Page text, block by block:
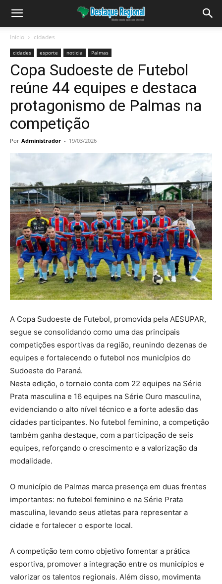
Início cidades
cidades esporte noticia Palmas
Copa Sudoeste de Futebol
reúne 44 equipes e destaca
protagonismo de Palmas na
competição
Por Administrador - 19/03/2026
A Copa Sudoeste de Futebol, promovida pela AESUPAR,
segue se consolidando como uma das principais
competições esportivas da região, reunindo dezenas de
equipes e fortalecendo o futebol nos municípios do
Sudoeste do Paraná.
Nesta edição, o torneio conta com 22 equipes na Série
Prata masculina e 16 equipes na Série Ouro masculina,
evidenciando o alto nível técnico e a forte adesão das
cidades participantes. No futebol feminino, a competição
também ganha destaque, com a participação de seis
equipes, reforçando o crescimento e a valorização da
modalidade.
O município de Palmas marca presença em duas frentes
importantes: no futebol feminino e na Série Prata
masculina, levando seus atletas para representar a
cidade e fortalecer o esporte local.
A competição tem como objetivo fomentar a prática
esportiva, promover a integração entre os municípios e
valorizar os talentos regionais. Além disso, movimenta